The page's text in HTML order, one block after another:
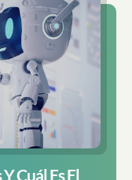
Cuál Es El